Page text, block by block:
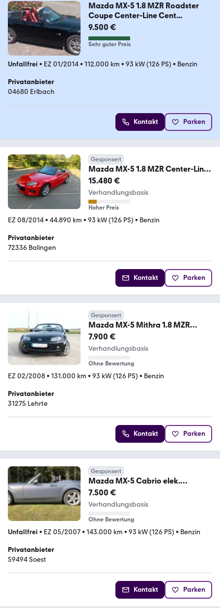
Mazda MX-5 1.8 MZR Roadster
Coupe Center-Line Cent...
9.500 €
Sehr guter Preis
Unfallfrei • EZ 01/2014• 112.000 km • 93 kW (126 PS) • Benzin
Privatanbieter
04680 Erlbach
Kontakt Parken
Gesponsert
Mazda MX-5 1.8 MZR Center-Line
Center-Line
15.480 €
Verhandlungsbasis
Hoher Preis
EZ 08/2014• 44.890 km • 93 kW (126 PS) • Benzin
Privatanbieter
72336 Balingen
Kontakt Parken
Gesponsert
Mazda MX-5 Mithra 1.8 MZR
Mithra argosgrün met.
7.900 €
Verhandlungsbasis
Ohne Bewertung
EZ 02/2008• 131.000 km • 93 kW (126 PS) • Benzin
Privatanbieter
31275 Lehrte
Kontakt Parken
Gesponsert
Mazda MX-5 Cabrio elek.
Klappdach 1,8L rostfrei Leder
7.500 €
Verhandlungsbasis
Ohne Bewertung
Unfallfrei • EZ 05/2007• 143.000 km • 93 kW (126 PS) • Benzin
Privatanbieter
59494 Soest
Kontakt Parken